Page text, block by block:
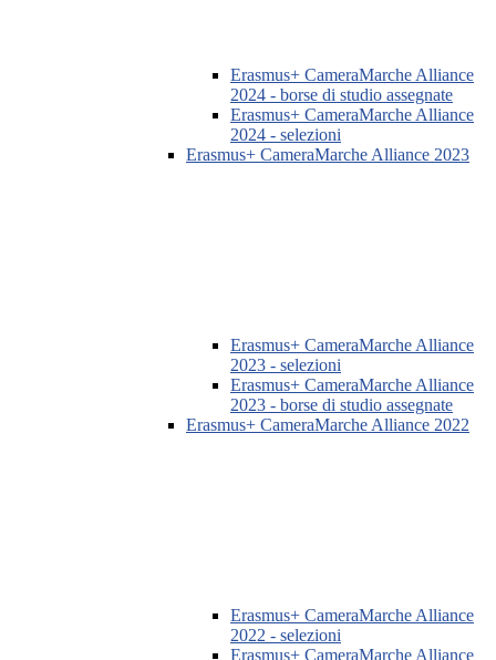
Erasmus+ CameraMarche Alliance
2024 - borse di studio assegnate
Erasmus+ CameraMarche Alliance
2024 - selezioni
Erasmus+ CameraMarche Alliance 2023
Erasmus+ CameraMarche Alliance
2023 - selezioni
Erasmus+ CameraMarche Alliance
2023 - borse di studio assegnate
Erasmus+ CameraMarche Alliance 2022
Erasmus+ CameraMarche Alliance
2022 - selezioni
Erasmus+ CameraMarche Alliance